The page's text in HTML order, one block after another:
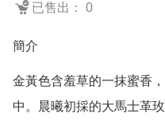
已售出： 0
簡介
金黃色含羞草的一抹蜜香
中。晨曦初採的大馬士革